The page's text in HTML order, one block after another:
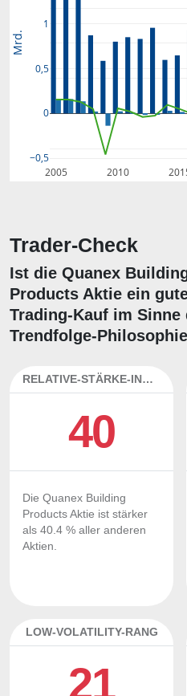
2005 2010
−0,5
0
0,5
1
Mrd.
Trader-Check
Ist die Quanex
Products Aktie ein
Trading-Kauf im Sinne
Trendfolge-
RELATIVE-STÄRKE-INDEX
40
Die Quanex Building
Products Aktie ist stärker
als 40.4 % aller anderen
Aktien.
LOW-VOLATILITY-RANG
21